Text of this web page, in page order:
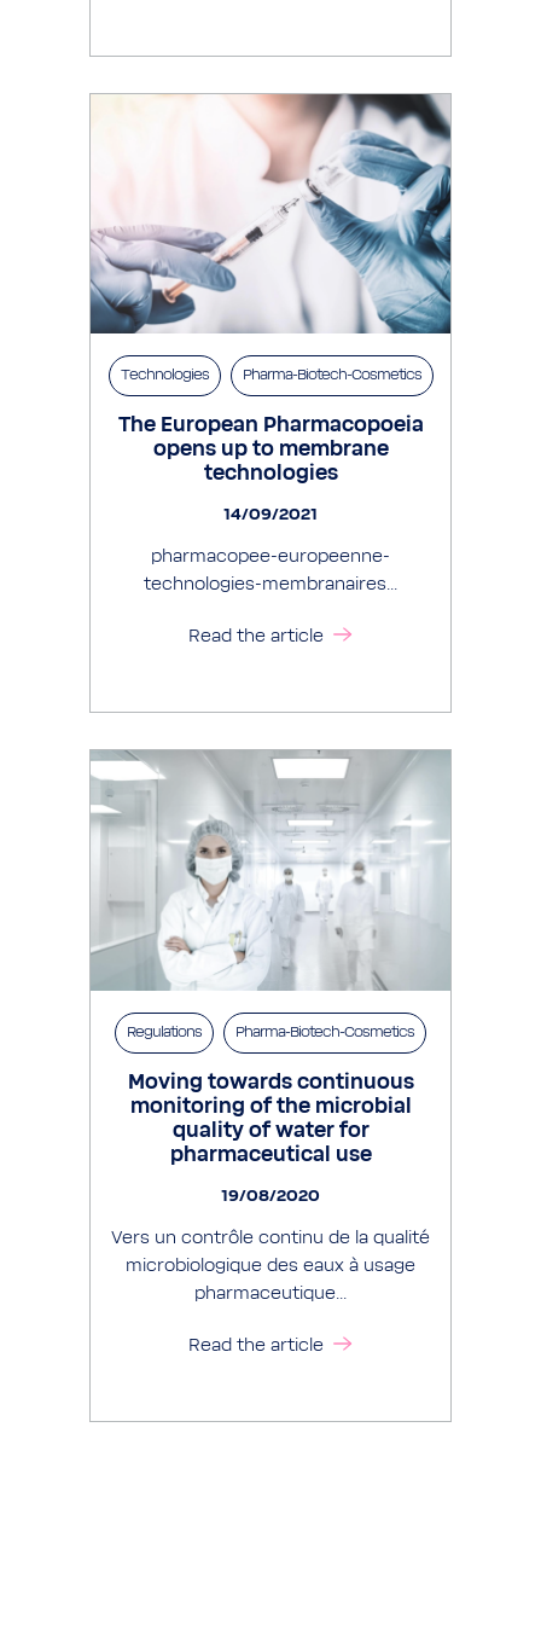
Technologies Pharma-Biotech-Cosmetics
The European Pharmacopoeia
opens up to membrane
technologies
14/09/2021
pharmacopee-europeenne-
technologies-membranaires...
Read the article
Regulations Pharma-Biotech-Cosmetics
Moving towards continuous
monitoring of the microbial
quality of water for
pharmaceutical use
19/08/2020
Vers un contrôle continu de la qualité
microbiologique des eaux à usage
pharmaceutique...
Read the article